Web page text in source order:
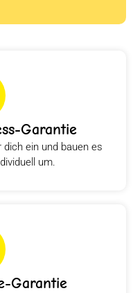
Garantie
ein und bauen es
um.
Garantie